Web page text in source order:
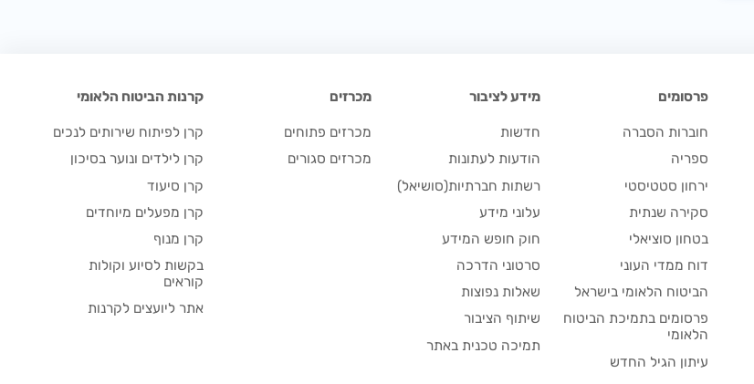
פרסומים
חוברות הסברה
ספריה
ירחון סטטיסטי
סקירה שנתית
בטחון סוציאלי
דוח ממדי העוני
הביטוח הלאומי בישראל
פרסומים בתמיכת הביטוח
הלאומי
עיתון הגיל החדש
מידע לציבור
חדשות
הודעות לעתונות
רשתות חברתיות(סושיאל)
עלוני מידע
חוק חופש המידע
סרטוני הדרכה
שאלות נפוצות
שיתוף הציבור
תמיכה טכנית באתר
מכרזים
מכרזים פתוחים
מכרזים סגורים
קרנות הביטוח הלאומי
קרן לפיתוח שירותים לנכים
קרן לילדים ונוער בסיכון
קרן סיעוד
קרן מפעלים מיוחדים
קרן מנוף
בקשות לסיוע וקולות
קוראים
אתר ליועצים לקרנות